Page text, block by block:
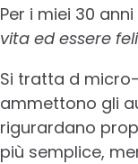
Per i miei 30
vita ed essere
Si tratta d
ammettono gli
rigurardano
più semplice,